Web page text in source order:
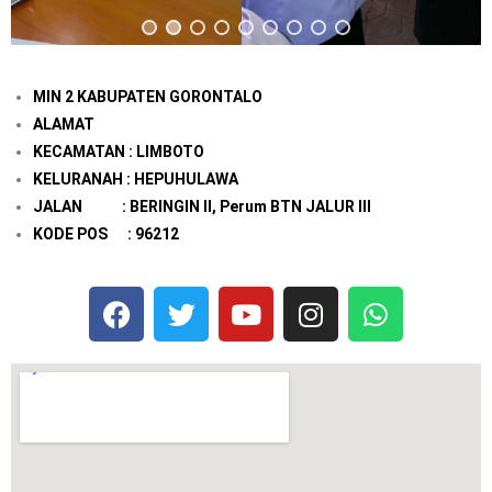
MIN 2 KABUPATEN GORONTALO
ALAMAT
KECAMATAN : LIMBOTO
KELURANAH : HEPUHULAWA
JALAN : BERINGIN II, Perum BTN JALUR III
KODE POS : 96212